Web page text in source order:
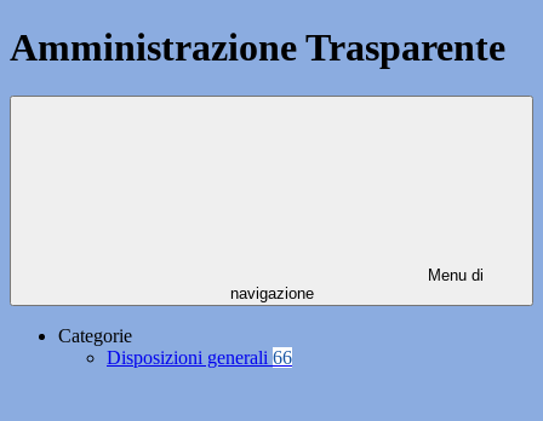
Amministrazione Trasparente
Menu di
navigazione
Categorie
Disposizioni generali 66